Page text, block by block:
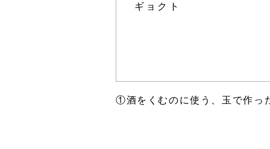
ギョクト
①酒をくむのに使う、玉で作っ